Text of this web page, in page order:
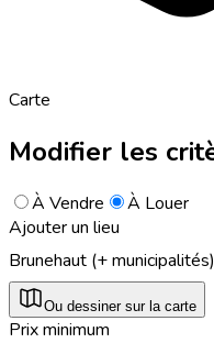
Carte
Modifier les
À Vendre
À Louer
Ajouter un lieu
Brunehaut (+ municipalités)
Ou dessiner sur la carte
Prix minimum